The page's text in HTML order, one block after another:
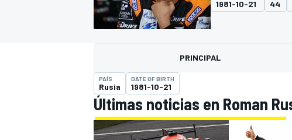
FÓRMULA E MOTO
NASCARINDYCARSPORTSCARRALLYTURISMO
1981-10-21 44
PRINCIPAL
PAÍS
Rusia
DATE OF BIRTH
1981-10-21
Últimas noticias en Roman